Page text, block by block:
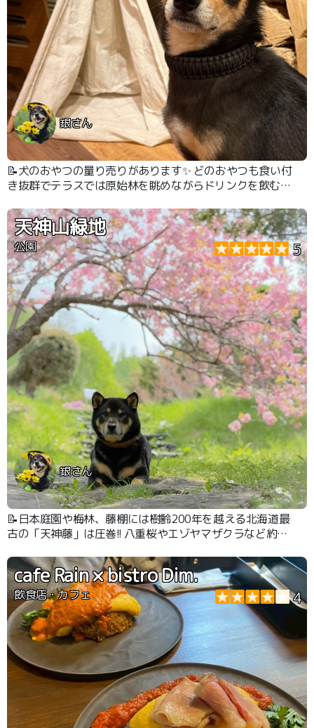
銀さん
📝犬のおやつの量り売りがあります✨ どのおやつも食い付
き抜群でテラスでは原始林を眺めながらドリンクを飲む事
来ます！
天神山緑地
公園 5
銀さん
📝日本庭園や梅林、藤棚には樹齢200年を越える北海道最
古の「天神藤」は圧巻!! 八重桜やエゾヤマザクラなど約
麗でどの季節も楽しめます。 坂の多い公園ですが散歩に
は丁度いい広さの公園でした！
cafe Rain × bistro Dim.
飲食店・カフェ 4